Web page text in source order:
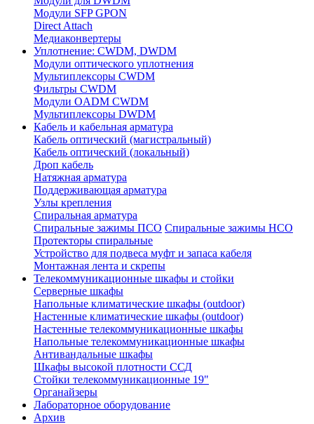
Модули SFP GPON
Direct Attach
Медиаконвертеры
Уплотнение: CWDM, DWDM
Модули оптического уплотнения
Мультиплексоры CWDM
Фильтры CWDM
Модули OADM CWDM
Мультиплексоры DWDM
Кабель и кабельная арматура
Кабель оптический (магистральный)
Кабель оптический (локальный)
Дроп кабель
Натяжная арматура
Поддерживающая арматура
Узлы крепления
Спиральная арматура
Спиральные зажимы ПСО Спиральные зажимы НСО
Протекторы спиральные
Устройство для подвеса муфт и запаса кабеля
Монтажная лента и скрепы
Телекоммуникационные шкафы и стойки
Серверные шкафы
Напольные климатические шкафы (outdoor)
Настенные климатические шкафы (outdoor)
Настенные телекоммуникационные шкафы
Напольные телекоммуникационные шкафы
Антивандальные шкафы
Шкафы высокой плотности ССД
Стойки телекоммуникационные 19"
Органайзеры
Лабораторное оборудование
Архив